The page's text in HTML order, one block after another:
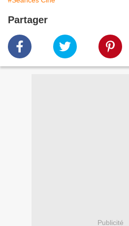
Partager
Publicité